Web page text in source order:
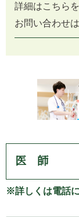
詳細はこちら
お問い合わせ
医師
※詳しくは電話